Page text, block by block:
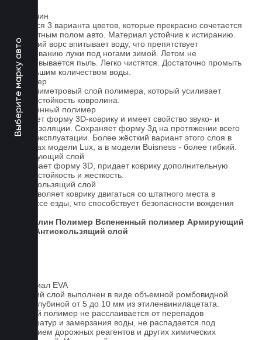
Выберите марку авто
Ковролин
Имеется 3 варианта цветов, которые прекрасно сочетается
со штатным полом авто. Материал устойчив к истиранию.
Короткий ворс впитывает воду, что препятствует
образованию лужи под ногами зимой. Летом не
образовывается пыль. Легко чистятся. Достаточно промыть
небольшим количеством воды.
Полимер
1-миллиметровый слой полимера, который усиливает
износостойкость ковролина.
Вспененный полимер
Придает форму 3D-коврику и имеет свойство звуко- и
теплоизоляции. Сохраняет форму 3д на протяжении всего
срока эксплуатации. Более жёсткий вариант этого слоя в
ковриках модели Lux, а в модели Buisness - более гибкий.
Армирующий слой
Усиливает форму 3D, придает коврику дополнительную
износостойкость и жесткость.
Антискользящий слой
Не позволяет коврику двигаться со штатного места в
процессе езды, что способствует безопасности вождения
Ковролин Полимер Вспененный полимер Армирующий
Антискользящий слой
Материал EVA
Верхний слой выполнен в виде объемной ромбовидной
сетки глубиной от 5 до 10 мм из этиленвинилацетата.
Данный полимер не расслаивается от перепадов
температур и замерзания воды, не распадается под
действием дорожных реагентов и других химических